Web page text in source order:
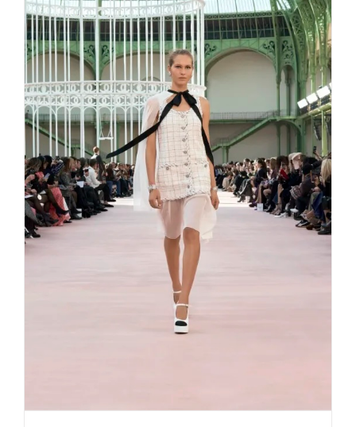
Chanel – Eine Hommage an
Freiheit und Bewegung